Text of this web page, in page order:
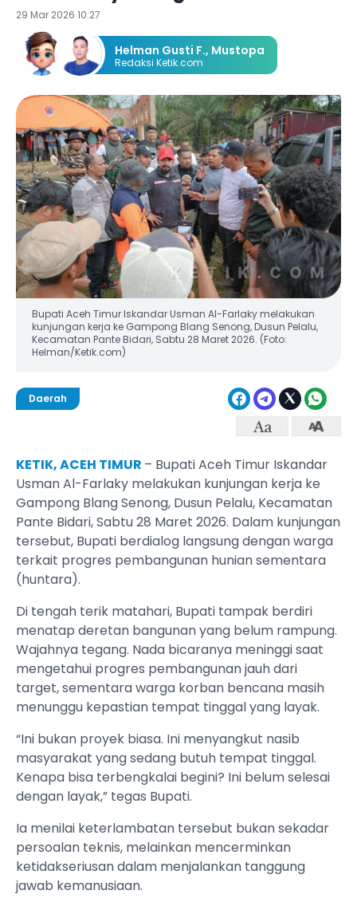
29 Mar 2026 10:27
Helman Gusti F., Mustopa
Redaksi Ketik.com
Bupati Aceh Timur Iskandar Usman Al-Farlaky melakukan
kunjungan kerja ke Gampong Blang Senong, Dusun Pelalu,
Kecamatan Pante Bidari, Sabtu 28 Maret 2026. (Foto:
Helman/Ketik.com)
Daerah
KETIK, ACEH TIMUR – Bupati Aceh Timur Iskandar
Usman Al-Farlaky melakukan kunjungan kerja ke
Gampong Blang Senong, Dusun Pelalu, Kecamatan
Pante Bidari, Sabtu 28 Maret 2026. Dalam kunjungan
tersebut, Bupati berdialog langsung dengan warga
terkait progres pembangunan hunian sementara
(huntara).
Di tengah terik matahari, Bupati tampak berdiri
menatap deretan bangunan yang belum rampung.
Wajahnya tegang. Nada bicaranya meninggi saat
mengetahui progres pembangunan jauh dari
target, sementara warga korban bencana masih
menunggu kepastian tempat tinggal yang layak.
“Ini bukan proyek biasa. Ini menyangkut nasib
masyarakat yang sedang butuh tempat tinggal.
Kenapa bisa terbengkalai begini? Ini belum selesai
dengan layak,” tegas Bupati.
Ia menilai keterlambatan tersebut bukan sekadar
persoalan teknis, melainkan mencerminkan
ketidakseriusan dalam menjalankan tanggung
jawab kemanusiaan.